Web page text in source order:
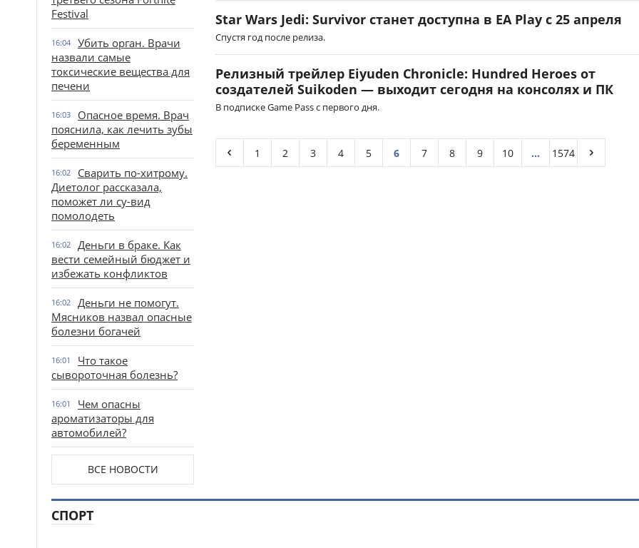
Festival
16:04
Убить орган. Врачи
назвали самые
токсические вещества для
печени
16:03
Опасное время. Врач
пояснила, как лечить зубы
беременным
16:02
Сварить по-хитрому.
Диетолог рассказала,
поможет ли су-вид
помолодеть
16:02
Деньги в браке. Как
вести семейный бюджет и
избежать конфликтов
16:02
Деньги не помогут.
Мясников назвал опасные
болезни богачей
16:01
Что такое
сывороточная болезнь?
16:01
Чем опасны
ароматизаторы для
автомобилей?
ВСЕ НОВОСТИ
Star Wars Jedi: Survivor станет доступна в EA Play с 25 апреля
Спустя год после релиза.
Релизный трейлер Eiyuden Chronicle: Hundred Heroes от
создателей Suikoden — выходит сегодня на консолях и ПК
В подписке Game Pass с первого дня.
1 2 3 4 5 6 7 8 9 10 ... 1574
СПОРТ